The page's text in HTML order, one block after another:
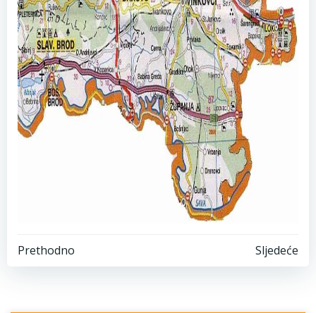
Post
Prethodno
Post
Sljedeće